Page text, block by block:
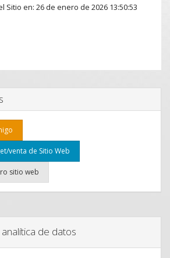
Sitio en: 26 de enero de 2026 13:50:53
venta de Sitio Web
sitio web
de datos